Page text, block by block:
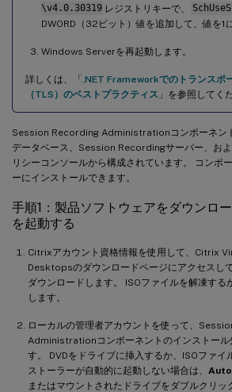
\v4.0.30319 レジストリキーで、
DWORD（32ビット）値を追加して、値を1
Windows Serverを再起動します。
詳しくは、「 .NET Frameworkでのトランスポ
（TLS）のベストプラクティス 」を参照してく
Session Recording Administrationコンポーネン
データベース、Session Recordingサーバー、お
リシーコンソールから構成されています。 コンポ
ーにインストールできます。
手順1：製品ソフトウェアをダウンロ
を起動する
Citrixアカウント資格情報を使用して、Citrix
Desktopsのダウンロードページにアクセスし
ダウンロードします。 ISOファイルを解凍する
します。
ローカルの管理者アカウントを使って、
Administrationコンポーネントのインストール
す。 DVDをドライブに挿入するか、ISOファイ
ストーラーが自動的に起動しない場合は、
またはマウントされたドライブをダブルクリッ